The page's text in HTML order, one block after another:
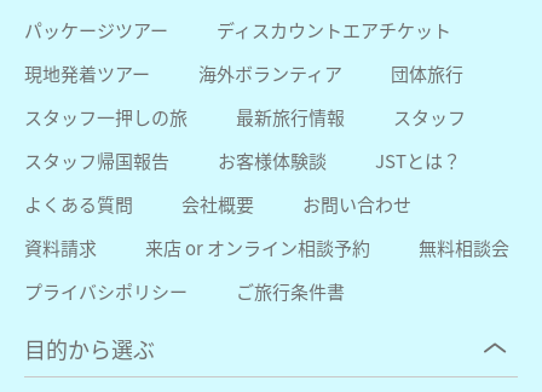
パッケージツアー
ディスカウントエアチケット
現地発着ツアー
海外ボランティア
団体旅行
スタッフ一押しの旅
最新旅行情報
スタッフ
スタッフ帰国報告
お客様体験談
JSTとは？
よくある質問
会社概要
お問い合わせ
資料請求
来店 or オンライン相談予約
無料相談会
プライバシポリシー
ご旅行条件書
目的から選ぶ